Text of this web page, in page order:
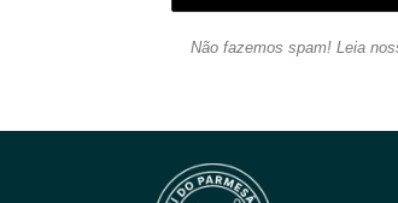
Não fazemos spam! Leia